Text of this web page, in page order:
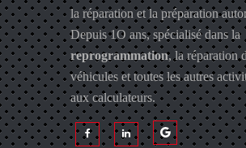
la réparation et la préparation
Depuis 1O ans, spécialisé dans la
reprogrammation, la réparation
véhicules et toutes les autres
aux calculateurs.